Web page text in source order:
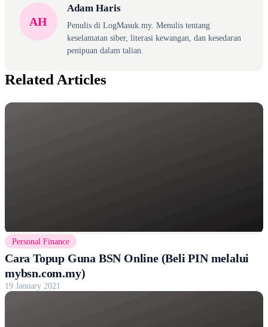
AH
Adam Haris
Penulis di LogMasuk.my. Menulis tentang
keselamatan siber, literasi kewangan, dan kesedaran
penipuan dalam talian.
Related Articles
Personal Finance
Cara Topup Guna BSN Online (Beli PIN melalui
mybsn.com.my)
19 January 2021